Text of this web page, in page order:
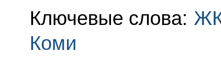
Ключевые слова:
Коми